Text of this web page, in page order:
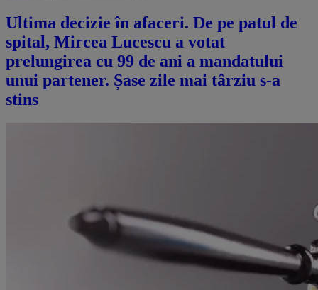
Ultima decizie în afaceri. De pe patul de
spital, Mircea Lucescu a votat
prelungirea cu 99 de ani a mandatului
unui partener. Șase zile mai târziu s-a
stins